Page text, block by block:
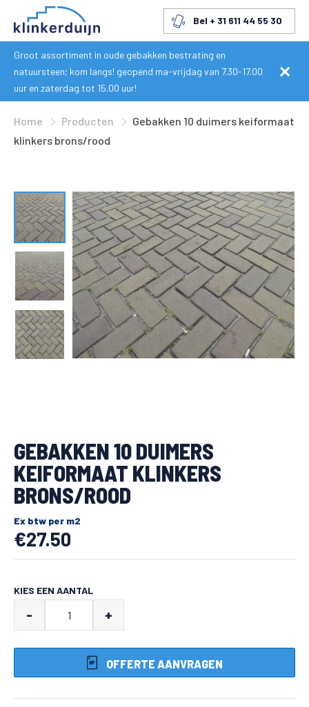
Bel + 31 611 44 55 30
Groot assortiment in oude gebakken bestrating en
natuursteen; kom langs! geopend ma-vrijdag van 7.30-17.00
uur en zaterdag tot 15.00 uur!
Home Producten
Gebakken 10 duimers keiformaat
klinkers brons/rood
GEBAKKEN 10 DUIMERS
KEIFORMAAT KLINKERS
BRONS/ROOD
Ex btw per m2
€27.50
KIES EEN AANTAL
10
duimers
- +
OFFERTE AANVRAGEN